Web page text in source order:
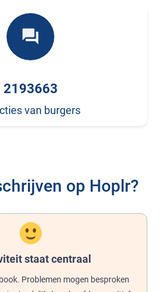
forum
2193663
van burgers
op Hoplr?
staat centraal
Problemen mogen besproken